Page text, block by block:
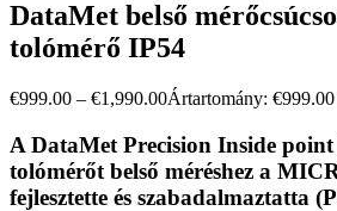
DataMet belső
tolómérő IP54
€999.00 – €1,990.00Ártartomány:
A DataMet Precision Inside point
tolómérőt belső méréshez a
fejlesztette és szabadalmaztatta